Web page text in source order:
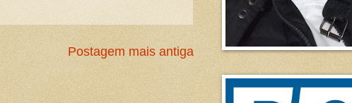
Postagem mais antiga